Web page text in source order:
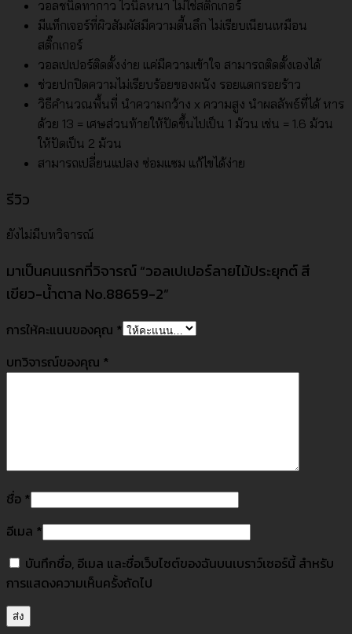
วอลชนิดทากาว ไวนิลหนา ไม่ใช่สติ๊กเกอร์
มีแท็กเจอร์ที่ผิวสัมผัสมีความตื้นลึก ไม่เรียบเนียนเหมือน
สติ๊กเกอร์
วอลเปเปอร์ติดตั้งง่าย แค่มีความเข้าใจ สามารถติดตั้งเองได้
ช่วยปกปิดความไม่เรียบร้อยของผนัง รอยแตกรอยร้าว
วิธีคำนวณพื้นที่ นำความกว้าง x ความสูง นำผลลัพธ์ที่ได้ หาร
ด้วย 13 = เศษส่วนท้ายให้ปัดขึ้นไปเป็น 1 ม้วน เช่น = 1.6 ม้วน
ให้ปัดเป็น 2 ม้วน
สามารถเปลี่ยนแปลง ซ่อมแซม แก้ไขได้ง่าย
รีวิว
ยังไม่มีบทวิจารณ์
มาเป็นคนแรกที่วิจารณ์ “วอลเปเปอร์ลายไม้ประยุกต์ สี
เขียว-น้ำตาล No.88659-2”
การให้คะแนนของคุณ *
บทวิจารณ์ของคุณ *
ชื่อ *
อีเมล *
บันทึกชื่อ, อีเมล และชื่อเว็บไซต์ของฉันบนเบราว์เซอร์นี้ สำหรับ
การแสดงความเห็นครั้งถัดไป